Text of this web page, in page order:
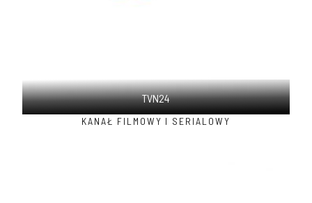
TVN24
KANAŁ FILMOWY I SERIALOWY